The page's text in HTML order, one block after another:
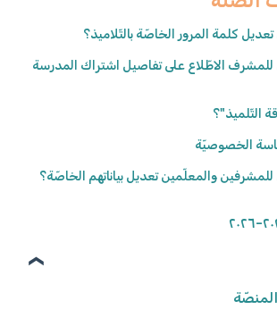
كلمة المرور الخاصّة بالتّلاميذ؟
الاطّلاع على تفاصيل اشتراك المدرسة
التّلميذ"؟
الخصوصيّة
والمعلّمين تعديل بياناتهم الخاصّة؟